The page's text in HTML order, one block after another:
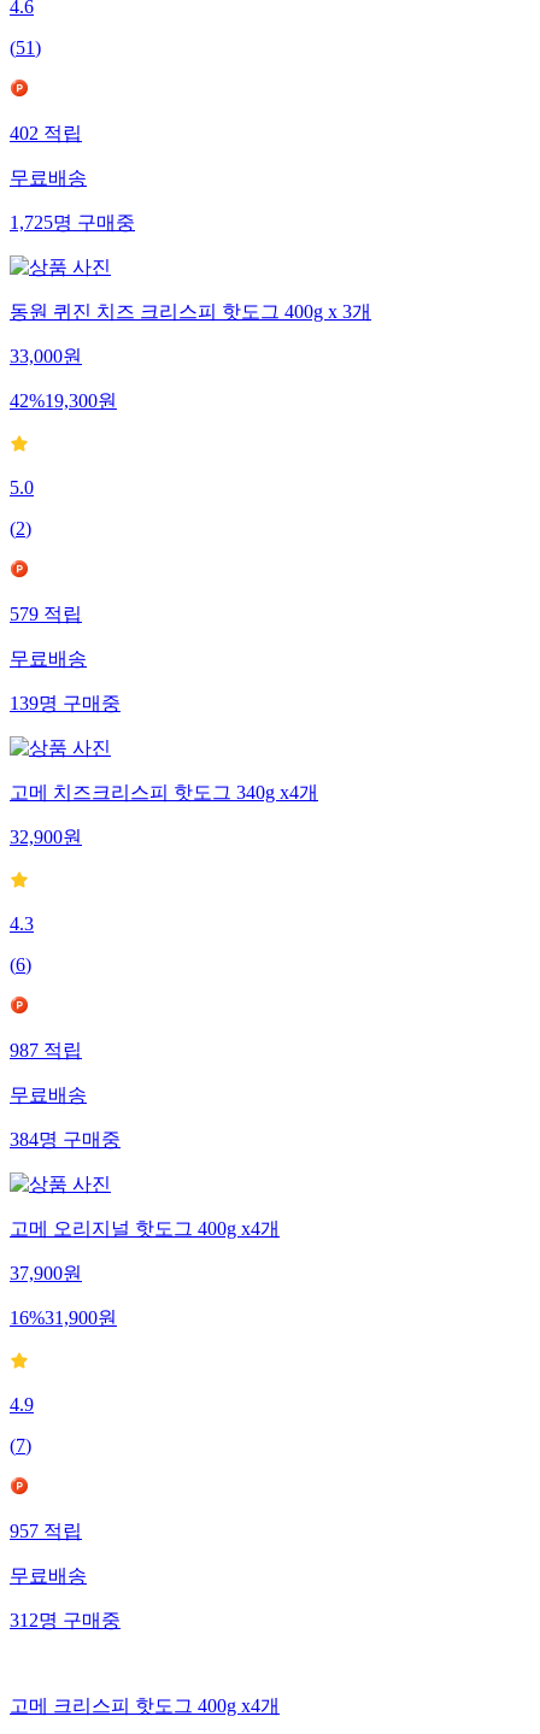
4.6
(51)
402 적립
무료배송
1,725명 구매중
동원 퀴진 치즈 크리스피 핫도그 400g x 3개
33,000원
42%19,300원
5.0
(2)
579 적립
무료배송
139명 구매중
고메 치즈크리스피 핫도그 340g x4개
32,900원
4.3
(6)
987 적립
무료배송
384명 구매중
고메 오리지널 핫도그 400g x4개
37,900원
16%31,900원
4.9
(7)
957 적립
무료배송
312명 구매중
고메 크리스피 핫도그 400g x4개